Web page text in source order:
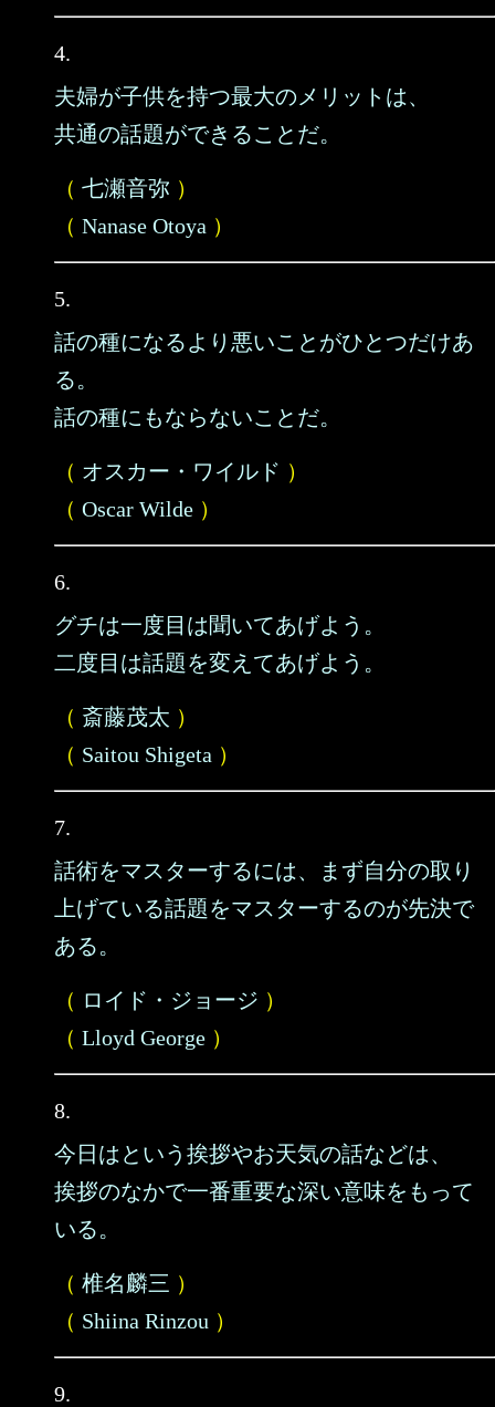
4.
夫婦が子供を持つ最大のメリットは、
共通の話題ができることだ。
（ 七瀬音弥 ）
（ Nanase Otoya ）
5.
話の種になるより悪いことがひとつだけあ
る。
話の種にもならないことだ。
（ オスカー・ワイルド ）
（ Oscar Wilde ）
6.
グチは一度目は聞いてあげよう。
二度目は話題を変えてあげよう。
（ 斎藤茂太 ）
（ Saitou Shigeta ）
7.
話術をマスターするには、まず自分の取り
上げている話題をマスターするのが先決で
ある。
（ ロイド・ジョージ ）
（ Lloyd George ）
8.
今日はという挨拶やお天気の話などは、
挨拶のなかで一番重要な深い意味をもって
いる。
（ 椎名麟三 ）
（ Shiina Rinzou ）
9.